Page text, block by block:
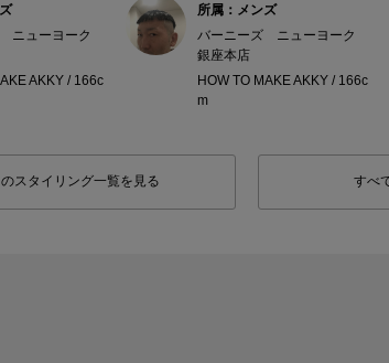
ニューヨーク
AKKY / 166c
所属：メンズ
バーニーズ ニューヨーク
銀座本店
HOW TO MAKE AKKY / 166c
m
スタイリング一覧を見る すべ